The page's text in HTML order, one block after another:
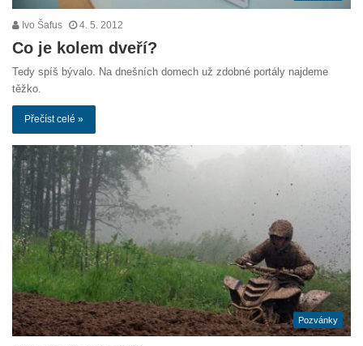
Ivo Šafus 4. 5. 2012
Co je kolem dveří?
Tedy spíš bývalo. Na dnešních domech už zdobné portály najdeme
těžko.
Přečíst celé »
Pozvánky